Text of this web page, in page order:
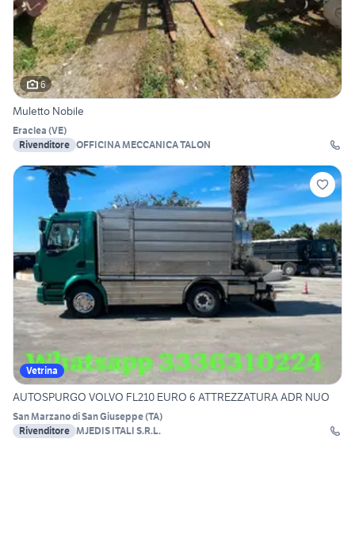
6
Muletto Nobile
Eraclea (VE)
Rivenditore OFFICINA MECCANICA TALON
Vetrina
AUTOSPURGO VOLVO FL210 EURO 6 ATTREZZATURA ADR NUO
San Marzano di San Giuseppe(TA)
Rivenditore MJEDIS ITALI S.R.L.